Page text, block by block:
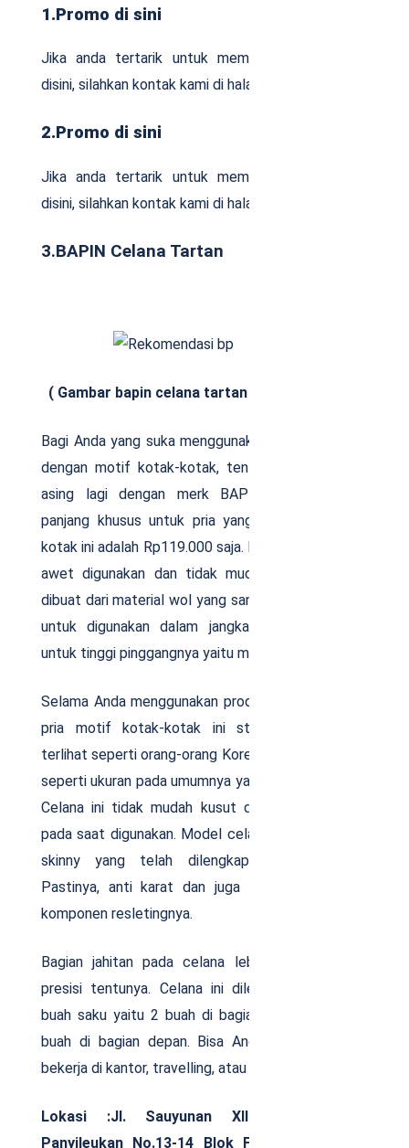
1.Promo di sini
Jika anda tertarik untuk memasang klinik Anda
disini, silahkan kontak kami di halaman pasang iklan
2.Promo di sini
Jika anda tertarik untuk memasang klinik Anda
disini, silahkan kontak kami di halaman pasang iklan
3.BAPIN Celana Tartan
( Gambar bapin celana tartan )
Bagi Anda yang suka menggunakan celana panjang
dengan motif kotak-kotak, tentunya sudah tidak
asing lagi dengan merk BAPIN. Harga celana
panjang khusus untuk pria yang motifnya kotak-
kotak ini adalah Rp119.000 saja. Kualitasnya sangat
awet digunakan dan tidak mudah rusak. Karena,
dibuat dari material wol yang sangat nyaman sekali
untuk digunakan dalam jangka panjang. Adapun
untuk tinggi pinggangnya yaitu mid waist.
Selama Anda menggunakan produk celana panjang
pria motif kotak-kotak ini style fashion akan
terlihat seperti orang-orang Korea. Ukurannya sama
seperti ukuran pada umumnya yaitu S, M, L, dan XL.
Celana ini tidak mudah kusut dan terasa lembut
pada saat digunakan. Model celana ini yaitu slimfit
skinny yang telah dilengkapi oleh resleting.
Pastinya, anti karat dan juga anti macet untuk
komponen resletingnya.
Bagian jahitan pada celana lebih rapi dan lebih
presisi tentunya. Celana ini dilengkapi dengan 4
buah saku yaitu 2 buah di bagian belakang dan 2
buah di bagian depan. Bisa Anda gunakan untuk
bekerja di kantor, travelling, atau hangout.
Lokasi :Jl. Sauyunan XIII Komp. Bumi
Panyileukan No.13-14 Blok F14, RT.07/RW.05,